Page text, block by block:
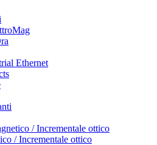
Ethernet
/ Incrementale ottico
/ Incrementale ottico